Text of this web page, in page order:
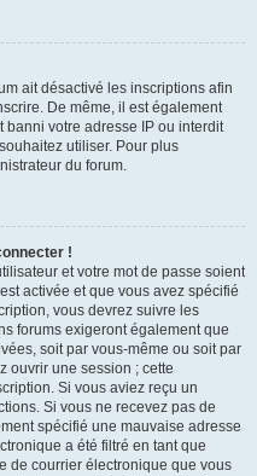
ait désactivé les inscriptions afin
De même, il est également
banni votre adresse IP ou interdit
utiliser. Pour plus
du forum.
!
et votre mot de passe soient
activée et que vous avez spécifié
vous devrez suivre les
forums exigeront également que
soit par vous-même ou soit par
ouvrir une session ; cette
Si vous aviez reçu un
Si vous ne recevez pas de
spécifié une mauvaise adresse
a été filtré en tant que
de courrier électronique que vous